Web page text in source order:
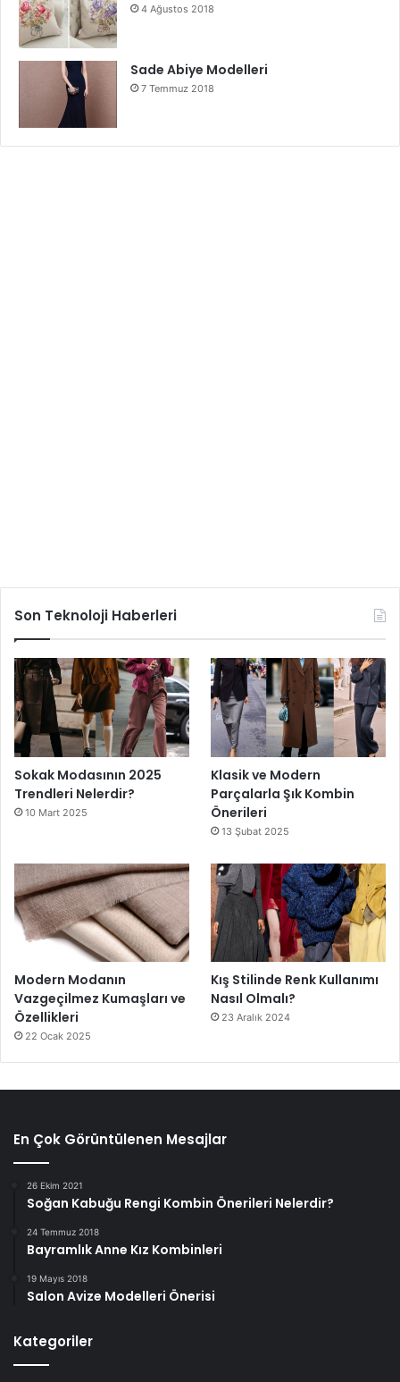
4 Ağustos 2018
Sade Abiye Modelleri
7 Temmuz 2018
Son Teknoloji Haberleri
Sokak Modasının 2025
Trendleri Nelerdir?
10 Mart 2025
Klasik ve Modern
Parçalarla Şık Kombin
Önerileri
13 Şubat 2025
Modern Modanın
Vazgeçilmez Kumaşları ve
Özellikleri
22 Ocak 2025
Kış Stilinde Renk Kullanımı
Nasıl Olmalı?
23 Aralık 2024
En Çok Görüntülenen Mesajlar
26 Ekim 2021
Soğan Kabuğu Rengi Kombin Önerileri Nelerdir?
24 Temmuz 2018
Bayramlık Anne Kız Kombinleri
19 Mayıs 2018
Salon Avize Modelleri Önerisi
Kategoriler